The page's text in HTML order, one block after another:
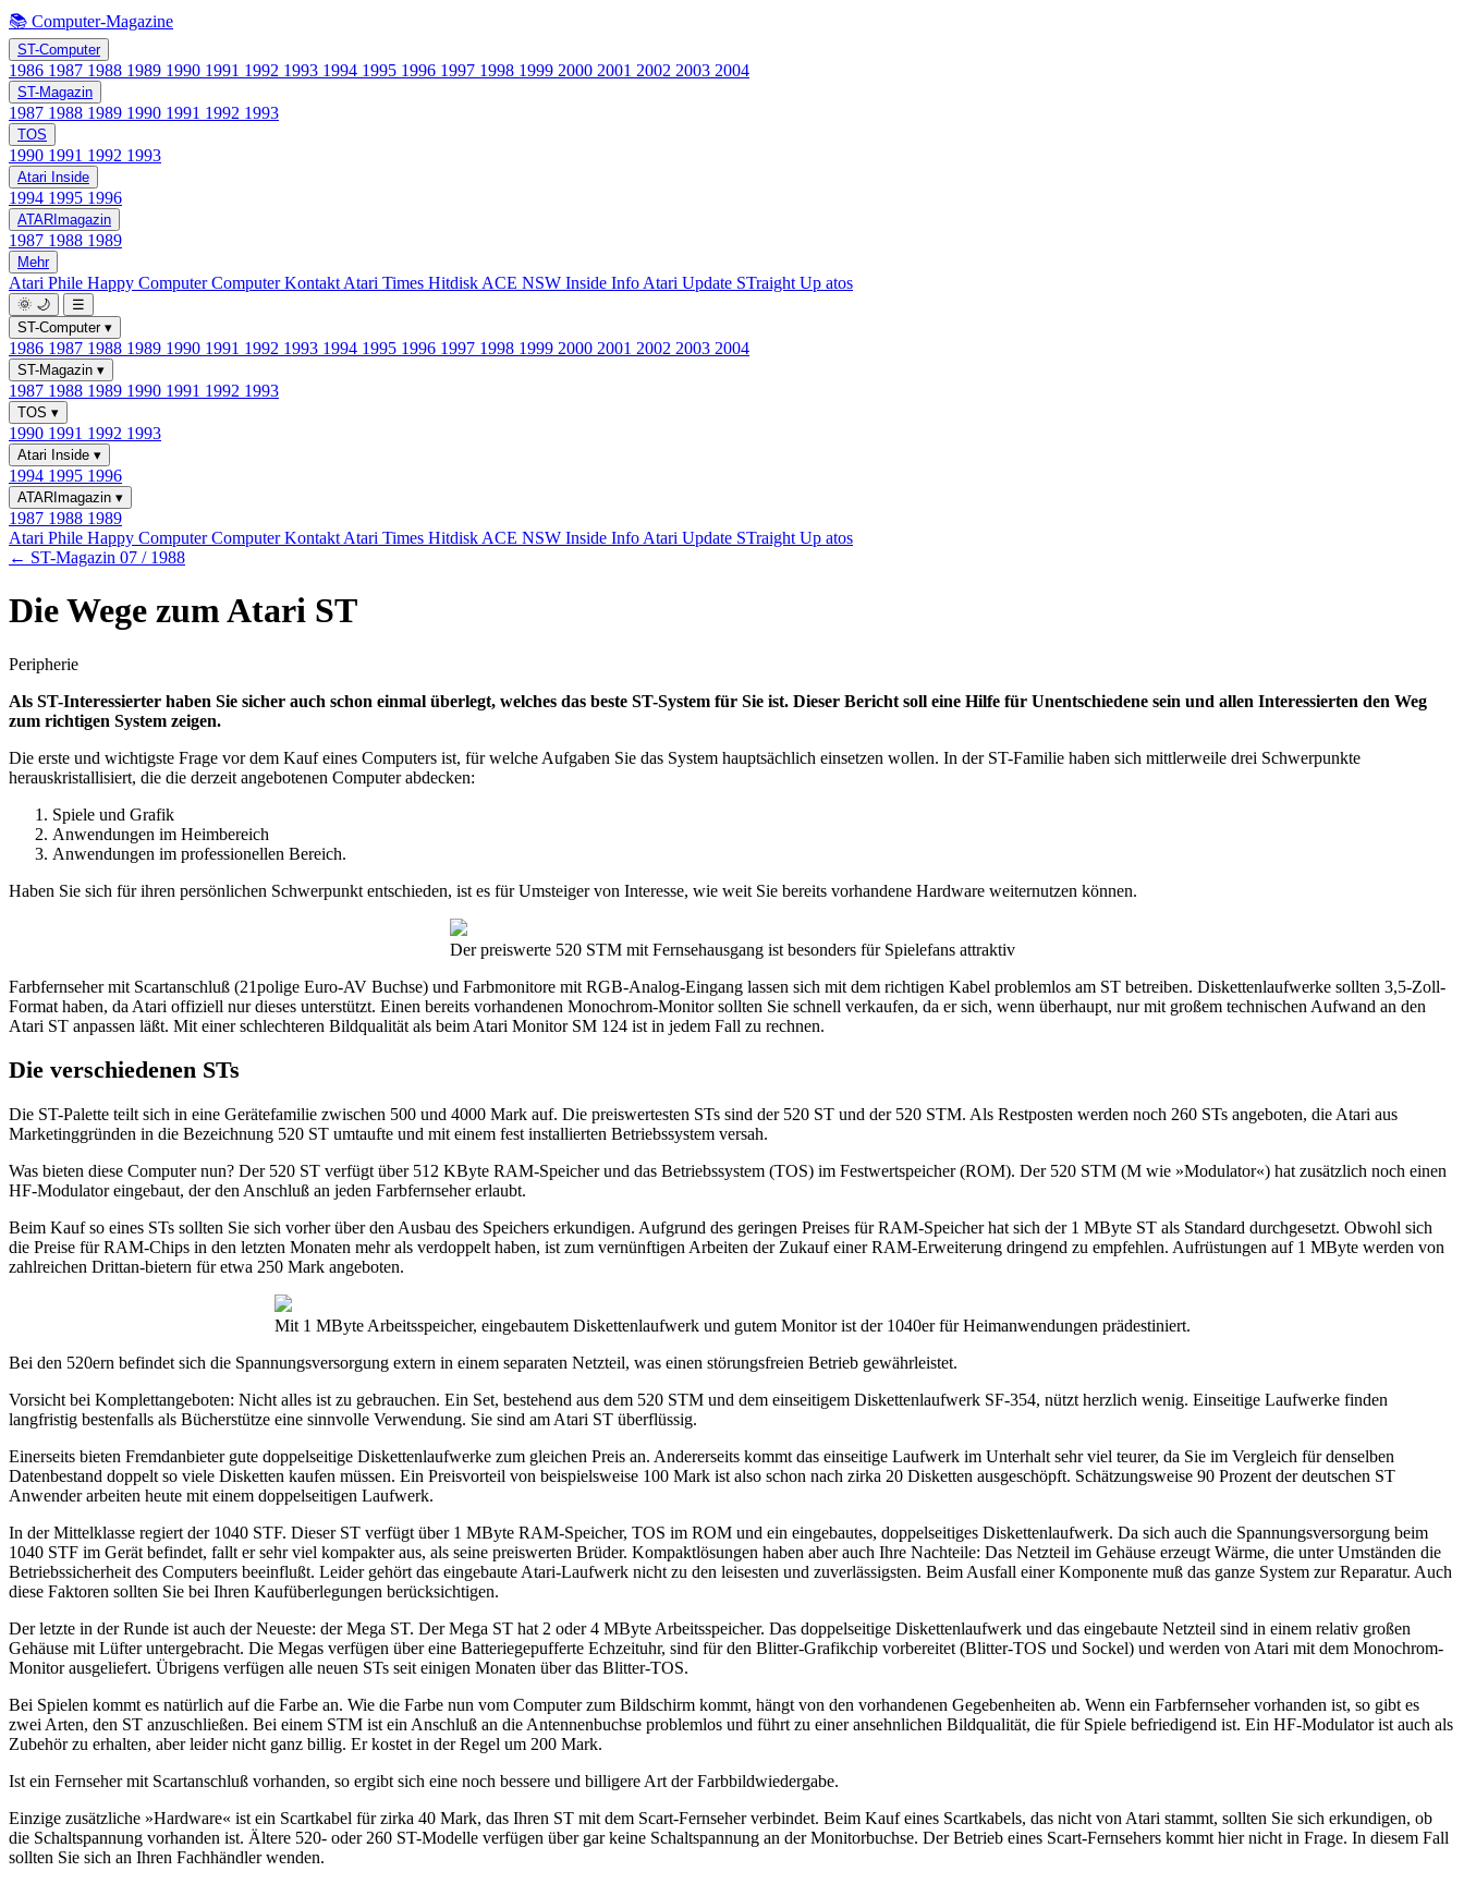
📚 Computer-Magazine
ST-Computer
1986 1987 1988 1989 1990 1991 1992 1993 1994 1995 1996 1997 1998 1999 2000 2001 2002 2003 2004
ST-Magazin
1987 1988 1989 1990 1991 1992 1993
TOS
1990 1991 1992 1993
Atari Inside
1994 1995 1996
ATARImagazin
1987 1988 1989
Mehr
Atari Phile Happy ComputerComputer Kontakt Atari Times Hitdisk ACE NSW Inside Info Atari Update STraight Up atos
🌞 🌙
☰
ST-Computer ▾
1986 1987 1988 1989 1990 1991 1992 1993 1994 1995 1996 1997 1998 1999 2000 2001 2002 2003 2004
ST-Magazin ▾
1987 1988 1989 1990 1991 1992 1993
TOS ▾
1990 1991 1992 1993
Atari Inside ▾
1994 1995 1996
ATARImagazin ▾
1987 1988 1989
Atari Phile Happy ComputerComputer Kontakt Atari Times Hitdisk ACE NSW Inside Info Atari Update STraight Up atos
← ST-Magazin 07 / 1988
Die Wege zum Atari ST
Peripherie
Als ST-Interessierter haben Sie sicher auch schon einmal überlegt, welches das beste ST-System für Sie ist. Dieser Bericht soll eine Hilfe für Unentschiedene sein und allen Interessierten den Weg
zum richtigen System zeigen.
Die erste und wichtigste Frage vor dem Kauf eines Computers ist, für welche Aufgaben Sie das System hauptsächlich einsetzen wollen. In der ST-Familie haben sich mittlerweile drei Schwerpunkte
herauskristallisiert, die die derzeit angebotenen Computer abdecken:
Spiele und Grafik
Anwendungen im Heimbereich
Anwendungen im professionellen Bereich.
Haben Sie sich für ihren persönlichen Schwerpunkt entschieden, ist es für Umsteiger von Interesse, wie weit Sie bereits vorhandene Hardware weiternutzen können.
Der preiswerte 520 STM mit Fernsehausgang ist besonders für Spielefans attraktiv
Farbfernseher mit Scartanschluß (21polige Euro-AV Buchse) und Farbmonitore mit RGB-Analog-Eingang lassen sich mit dem richtigen Kabel problemlos am ST betreiben. Diskettenlaufwerke sollten 3,5-Zoll-
Format haben, da Atari offiziell nur dieses unterstützt. Einen bereits vorhandenen Monochrom-Monitor sollten Sie schnell verkaufen, da er sich, wenn überhaupt, nur mit großem technischen Aufwand an den
Atari ST anpassen läßt. Mit einer schlechteren Bildqualität als beim Atari Monitor SM 124 ist in jedem Fall zu rechnen.
Die verschiedenen STs
Die ST-Palette teilt sich in eine Gerätefamilie zwischen 500 und 4000 Mark auf. Die preiswertesten STs sind der 520 ST und der 520 STM. Als Restposten werden noch 260 STs angeboten, die Atari aus
Marketinggründen in die Bezeichnung 520 ST umtaufte und mit einem fest installierten Betriebssystem versah.
Was bieten diese Computer nun? Der 520 ST verfügt über 512 KByte RAM-Speicher und das Betriebssystem (TOS) im Festwertspeicher (ROM). Der 520 STM (M wie »Modulator«) hat zusätzlich noch einen
HF-Modulator eingebaut, der den Anschluß an jeden Farbfernseher erlaubt.
Beim Kauf so eines STs sollten Sie sich vorher über den Ausbau des Speichers erkundigen. Aufgrund des geringen Preises für RAM-Speicher hat sich der 1 MByte ST als Standard durchgesetzt. Obwohl sich
die Preise für RAM-Chips in den letzten Monaten mehr als verdoppelt haben, ist zum vernünftigen Arbeiten der Zukauf einer RAM-Erweiterung dringend zu empfehlen. Aufrüstungen auf 1 MByte werden von
zahlreichen Drittan-bietern für etwa 250 Mark angeboten.
Mit 1 MByte Arbeitsspeicher, eingebautem Diskettenlaufwerk und gutem Monitor ist der 1040er für Heimanwendungen prädestiniert.
Bei den 520ern befindet sich die Spannungsversorgung extern in einem separaten Netzteil, was einen störungsfreien Betrieb gewährleistet.
Vorsicht bei Komplettangeboten: Nicht alles ist zu gebrauchen. Ein Set, bestehend aus dem 520 STM und dem einseitigem Diskettenlaufwerk SF-354, nützt herzlich wenig. Einseitige Laufwerke finden
langfristig bestenfalls als Bücherstütze eine sinnvolle Verwendung. Sie sind am Atari ST überflüssig.
Einerseits bieten Fremdanbieter gute doppelseitige Diskettenlaufwerke zum gleichen Preis an. Andererseits kommt das einseitige Laufwerk im Unterhalt sehr viel teurer, da Sie im Vergleich für denselben
Datenbestand doppelt so viele Disketten kaufen müssen. Ein Preisvorteil von beispielsweise 100 Mark ist also schon nach zirka 20 Disketten ausgeschöpft. Schätzungsweise 90 Prozent der deutschen ST
Anwender arbeiten heute mit einem doppelseitigen Laufwerk.
In der Mittelklasse regiert der 1040 STF. Dieser ST verfügt über 1 MByte RAM-Speicher, TOS im ROM und ein eingebautes, doppelseitiges Diskettenlaufwerk. Da sich auch die Spannungsversorgung beim
1040 STF im Gerät befindet, fallt er sehr viel kompakter aus, als seine preiswerten Brüder. Kompaktlösungen haben aber auch Ihre Nachteile: Das Netzteil im Gehäuse erzeugt Wärme, die unter Umständen die
Betriebssicherheit des Computers beeinflußt. Leider gehört das eingebaute Atari-Laufwerk nicht zu den leisesten und zuverlässigsten. Beim Ausfall einer Komponente muß das ganze System zur Reparatur. Auch
diese Faktoren sollten Sie bei Ihren Kaufüberlegungen berücksichtigen.
Der letzte in der Runde ist auch der Neueste: der Mega ST. Der Mega ST hat 2 oder 4 MByte Arbeitsspeicher. Das doppelseitige Diskettenlaufwerk und das eingebaute Netzteil sind in einem relativ großen
Gehäuse mit Lüfter untergebracht. Die Megas verfügen über eine Batteriegepufferte Echzeituhr, sind für den Blitter-Grafikchip vorbereitet (Blitter-TOS und Sockel) und werden von Atari mit dem Monochrom-
Monitor ausgeliefert. Übrigens verfügen alle neuen STs seit einigen Monaten über das Blitter-TOS.
Bei Spielen kommt es natürlich auf die Farbe an. Wie die Farbe nun vom Computer zum Bildschirm kommt, hängt von den vorhandenen Gegebenheiten ab. Wenn ein Farbfernseher vorhanden ist, so gibt es
zwei Arten, den ST anzuschließen. Bei einem STM ist ein Anschluß an die Antennenbuchse problemlos und führt zu einer ansehnlichen Bildqualität, die für Spiele befriedigend ist. Ein HF-Modulator ist auch als
Zubehör zu erhalten, aber leider nicht ganz billig. Er kostet in der Regel um 200 Mark.
Ist ein Fernseher mit Scartanschluß vorhanden, so ergibt sich eine noch bessere und billigere Art der Farbbildwiedergabe.
Einzige zusätzliche »Hardware« ist ein Scartkabel für zirka 40 Mark, das Ihren ST mit dem Scart-Fernseher verbindet. Beim Kauf eines Scartkabels, das nicht von Atari stammt, sollten Sie sich erkundigen, ob
die Schaltspannung vorhanden ist. Ältere 520- oder 260 ST-Modelle verfügen über gar keine Schaltspannung an der Monitorbuchse. Der Betrieb eines Scart-Fernsehers kommt hier nicht in Frage. In diesem Fall
sollten Sie sich an Ihren Fachhändler wenden.